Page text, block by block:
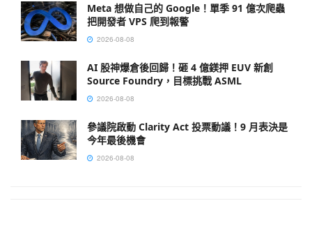
Meta 想做自己的 Google！單季 91 億次爬蟲
把開發者 VPS 爬到報警
2026-08-08
AI 股神爆倉後回歸！砸 4 億鎂押 EUV 新創
Source Foundry，目標挑戰 ASML
2026-08-08
參議院啟動 Clarity Act 投票動議！9 月表決是
今年最後機會
2026-08-08